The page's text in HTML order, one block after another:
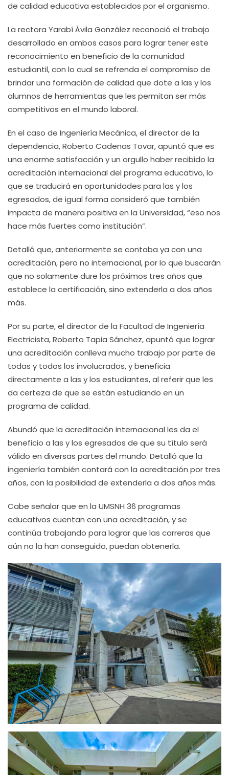
de calidad educativa establecidos por el organismo.
La rectora Yarabí Ávila González reconoció el trabajo
desarrollado en ambos casos para lograr tener este
reconocimiento en beneficio de la comunidad
estudiantil, con lo cual se refrenda el compromiso de
brindar una formación de calidad que dote a las y los
alumnos de herramientas que les permitan ser más
competitivos en el mundo laboral.
En el caso de Ingeniería Mecánica, el director de la
dependencia, Roberto Cadenas Tovar, apuntó que es
una enorme satisfacción y un orgullo haber recibido la
acreditación internacional del programa educativo, lo
que se traducirá en oportunidades para las y los
egresados, de igual forma consideró que también
impacta de manera positiva en la Universidad, “eso nos
hace más fuertes como institución”.
Detalló que, anteriormente se contaba ya con una
acreditación, pero no internacional, por lo que buscarán
que no solamente dure los próximos tres años que
establece la certificación, sino extenderla a dos años
más.
Por su parte, el director de la Facultad de Ingeniería
Electricista, Roberto Tapia Sánchez, apuntó que lograr
una acreditación conlleva mucho trabajo por parte de
todas y todos los involucrados, y beneficia
directamente a las y los estudiantes, al referir que les
da certeza de que se están estudiando en un
programa de calidad.
Abundó que la acreditación internacional les da el
beneficio a las y los egresados de que su título será
válido en diversas partes del mundo. Detalló que la
ingeniería también contará con la acreditación por tres
años, con la posibilidad de extenderla a dos años más.
Cabe señalar que en la UMSNH 36 programas
educativos cuentan con una acreditación, y se
continúa trabajando para lograr que las carreras que
aún no la han conseguido, puedan obtenerla.